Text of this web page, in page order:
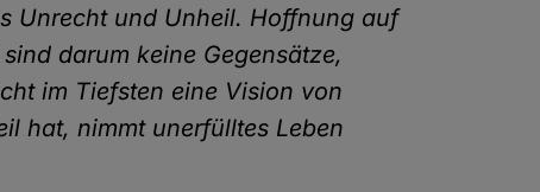
Unrecht und Unheil. Hoffnung auf
darum keine Gegensätze,
im Tiefsten eine Vision von
hat, nimmt unerfülltes Leben